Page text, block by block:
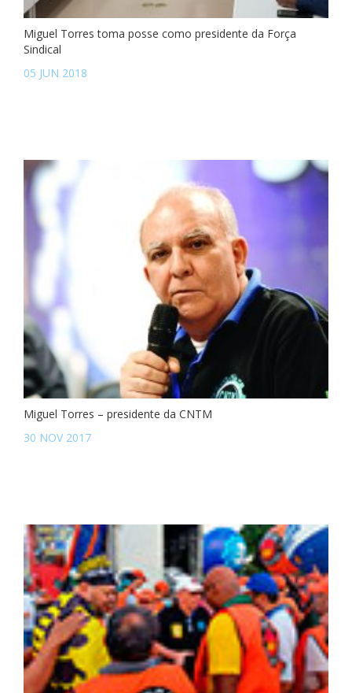
Miguel Torres toma posse como presidente da Força
Sindical
05 JUN 2018
Miguel Torres – presidente da CNTM
30 NOV 2017